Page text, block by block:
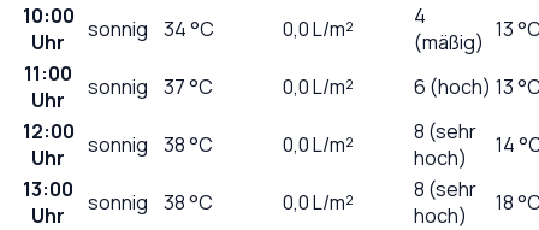
10:00
Uhr
sonnig 34°C 0,0L/m²
4
(mäßig) 13
11:00
Uhr
sonnig 37°C 0,0L/m² 6 (hoch) 13
12:00
Uhr
sonnig 38°C 0,0L/m²
8 (sehr
hoch)
14
13:00
Uhr
sonnig 38°C 0,0L/m²
8 (sehr
hoch)
18